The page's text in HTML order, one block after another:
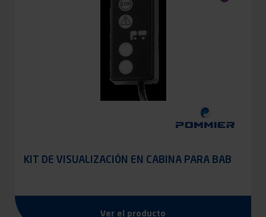
KIT DE VISUALIZACIÓN EN CABINA PARA BAB
Ver el producto